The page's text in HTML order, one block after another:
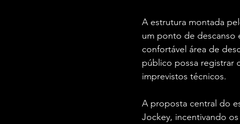
A estrutura montada
um ponto de descanso
confortável área de
público possa registrar
imprevistos técnicos.
A proposta central do
Jockey, incentivando